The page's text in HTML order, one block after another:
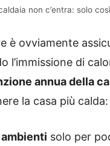
non c’entra: solo
è ovviamente
l’immissione di
annua della
la casa più calda:
solo per